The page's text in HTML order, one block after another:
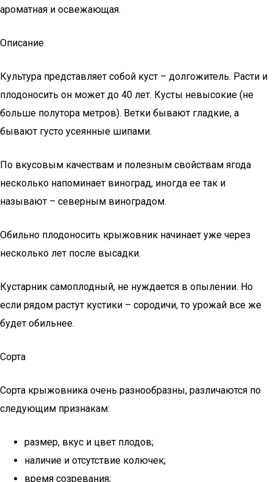
ароматная и освежающая.
Описание
Культура представляет собой куст – долгожитель. Расти и
плодоносить он может до 40 лет. Кусты невысокие (не
больше полутора метров). Ветки бывают гладкие, а
бывают густо усеянные шипами.
По вкусовым качествам и полезным свойствам ягода
несколько напоминает виноград, иногда ее так и
называют – северным виноградом.
Обильно плодоносить крыжовник начинает уже через
несколько лет после высадки.
Кустарник самоплодный, не нуждается в опылении. Но
если рядом растут кустики – сородичи, то урожай все же
будет обильнее.
Сорта
Сорта крыжовника очень разнообразны, различаются по
следующим признакам:
размер, вкус и цвет плодов;
наличие и отсутствие колючек;
время созревания;